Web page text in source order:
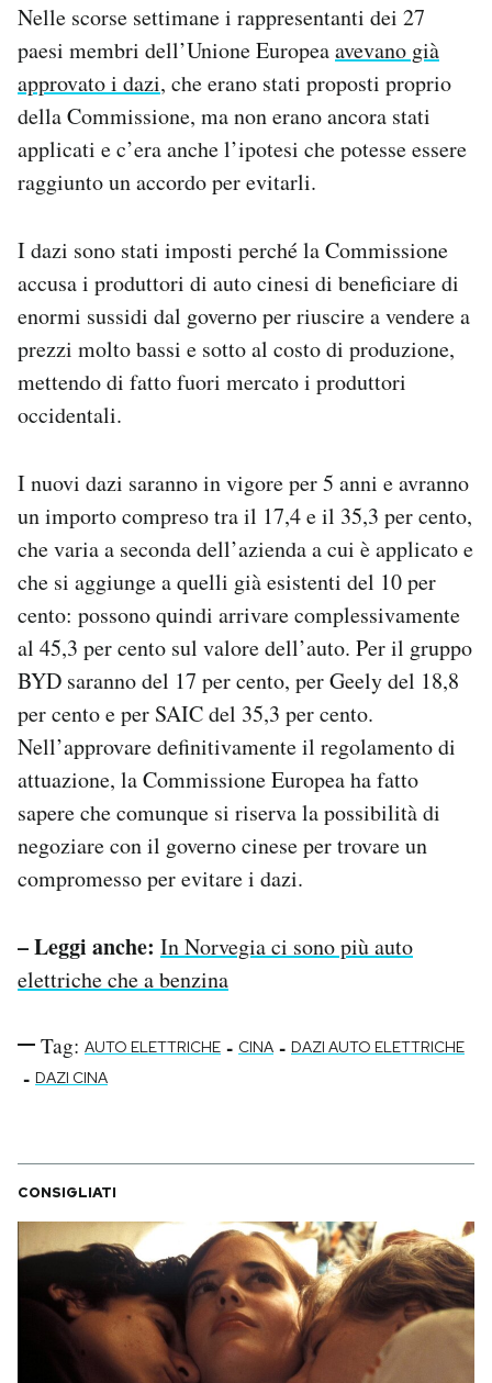
AREA PERSONALE
Area Personale
Newsletter
Notifiche mobile
Regala il Post
Nelle scorse settimane i rappresentanti dei 27
paesi membri dell’Unione Europeaavevano già
approvato i dazi, che erano stati proposti proprio
della Commissione, ma non erano ancora stati
applicati e c’era anche l’ipotesi che potesse essere
raggiunto un accordo per evitarli.
I dazi sono stati imposti perché la Commissione
accusa i produttori di auto cinesi di beneficiare di
enormi sussidi dal governo per riuscire a vendere a
prezzi molto bassi e sotto al costo di produzione,
mettendo di fatto fuori mercato i produttori
occidentali.
I nuovi dazi saranno in vigore per 5 anni e avranno
un importo compreso tra il 17,4 e il 35,3 per cento,
che varia a seconda dell’azienda a cui è applicato e
che si aggiunge a quelli già esistenti del 10 per
cento: possono quindi arrivare complessivamente
al 45,3 per cento sul valore dell’auto. Per il gruppo
BYD saranno del 17 per cento, per Geely del 18,8
per cento e per SAIC del 35,3 per cento.
Nell’approvare definitivamente il regolamento di
attuazione, la Commissione Europea ha fatto
sapere che comunque si riserva la possibilità di
negoziare con il governo cinese per trovare un
compromesso per evitare i dazi.
– Leggi anche: In Norvegia ci sono più auto
elettriche che a benzina
Tag: AUTO ELETTRICHE - CINA - DAZI AUTO ELETTRICHE
- DAZI CINA
CONSIGLIATI